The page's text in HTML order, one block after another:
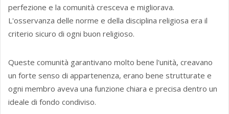
perfezione e la comunità cresceva e migliorava.
L'osservanza delle norme e della disciplina religiosa era il
criterio sicuro di ogni buon religioso.
Queste comunità garantivano molto bene l'unità, creavano
un forte senso di appartenenza, erano bene strutturate e
ogni membro aveva una funzione chiara e precisa dentro un
ideale di fondo condiviso.